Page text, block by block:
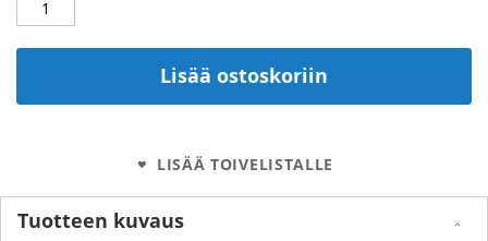
Lisää ostoskoriin
LISÄÄ TOIVELISTALLE
Tuotteen kuvaus